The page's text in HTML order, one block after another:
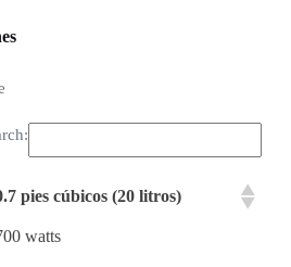
pies cúbicos (20 litros)
watts